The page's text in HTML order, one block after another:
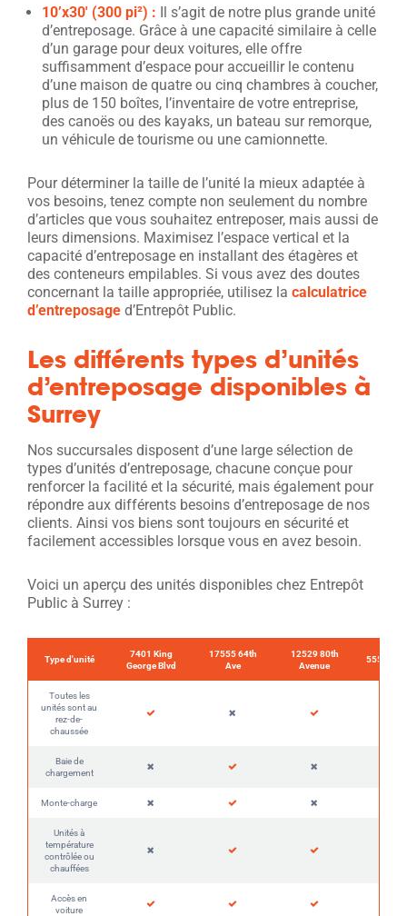
10’x30′ (300 pi²) : Il s’agit de notre plus grande unité
d’entreposage. Grâce à une capacité similaire à celle
d’un garage pour deux voitures, elle offre
suffisamment d’espace pour accueillir le contenu
d’une maison de quatre ou cinq chambres à coucher,
plus de 150 boîtes, l’inventaire de votre entreprise,
des canoës ou des kayaks, un bateau sur remorque,
un véhicule de tourisme ou une camionnette.
Pour déterminer la taille de l’unité la mieux adaptée à
vos besoins, tenez compte non seulement du nombre
d’articles que vous souhaitez entreposer, mais aussi de
leurs dimensions. Maximisez l’espace vertical et la
capacité d’entreposage en installant des étagères et
des conteneurs empilables. Si vous avez des doutes
concernant la taille appropriée, utilisez la calculatrice
d’entreposage d’Entrepôt Public.
Les différents types d’unités
d’entreposage disponibles à
Surrey
Nos succursales disposent d’une large sélection de
types d’unités d’entreposage, chacune conçue pour
renforcer la facilité et la sécurité, mais également pour
répondre aux différents besoins d’entreposage de nos
clients. Ainsi vos biens sont toujours en sécurité et
facilement accessibles lorsque vous en avez besoin.
Voici un aperçu des unités disponibles chez Entrepôt
Public à Surrey :
Type d'unité
7401 King
George Blvd
17555 64th
Ave
12529 80th
Avenue
5555
Toutes les
unités sont au
rez-de-
chaussée
Baie de
chargement
Monte-charge
Unités à
température
contrôlée ou
chauffées
Accès en
voiture